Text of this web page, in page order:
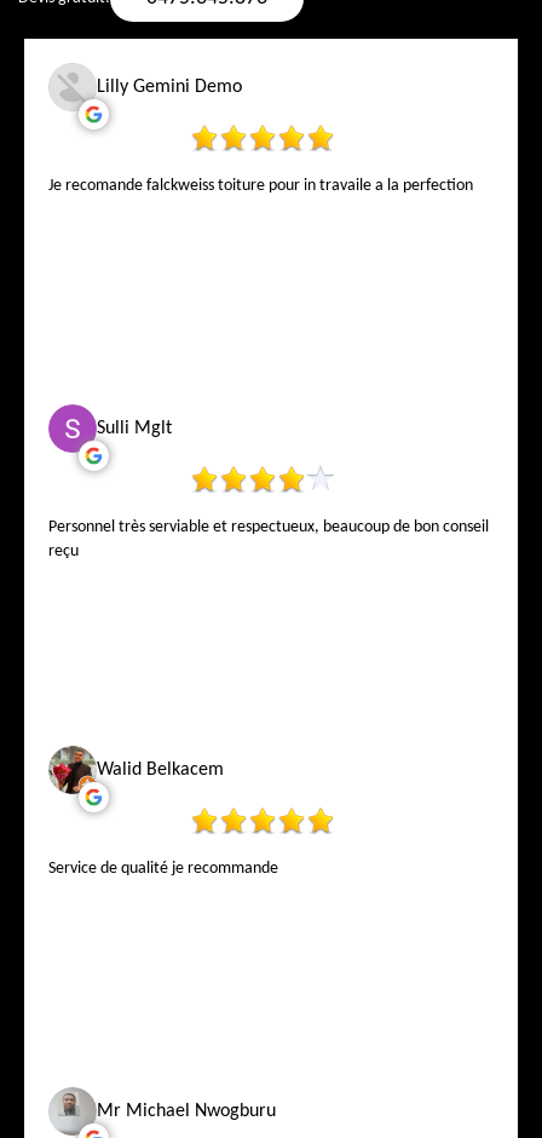
Lilly Gemini Demo
Je recomande falckweiss toiture pour in travaile a la perfection
Sulli Mglt
Personnel très serviable et respectueux, beaucoup de bon conseil
reçu
Walid Belkacem
Service de qualité je recommande
Mr Michael Nwogburu